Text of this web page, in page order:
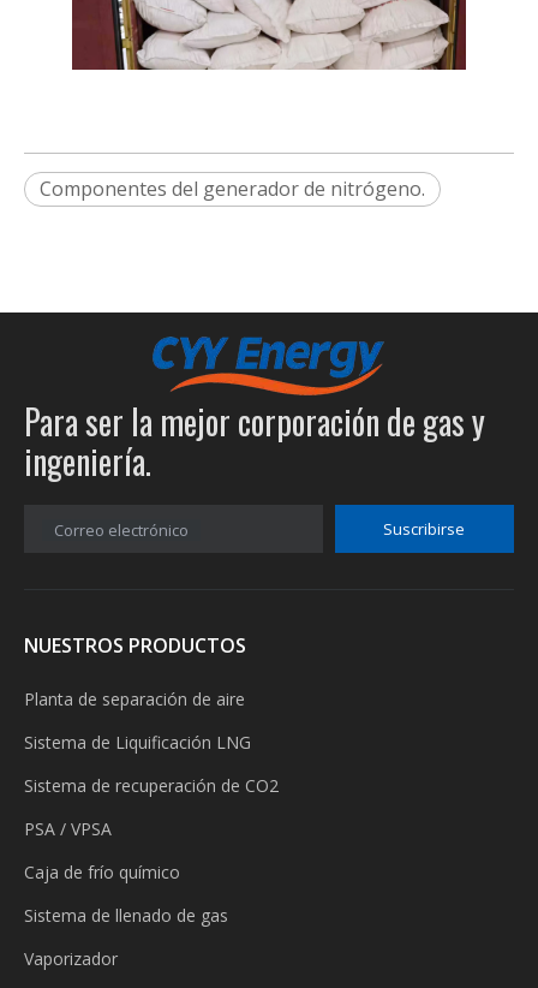
Componentes del generador de nitrógeno.
Para ser la mejor corporación de gas y
ingeniería.
Correo electrónico Suscribirse
NUESTROS PRODUCTOS
Planta de separación de aire
Sistema de Liquificación LNG
Sistema de recuperación de CO2
PSA / VPSA
Caja de frío químico
Sistema de llenado de gas
Vaporizador